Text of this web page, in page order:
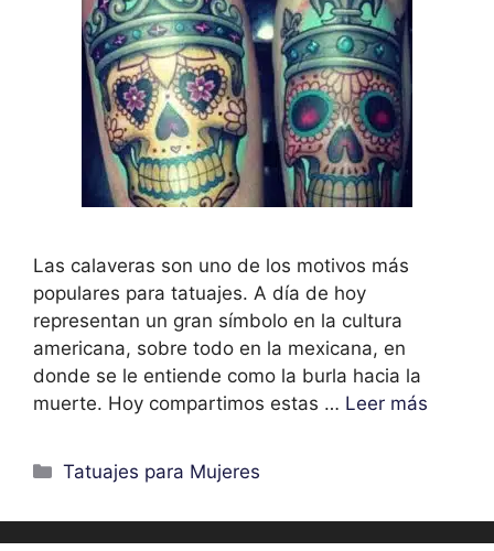
Las calaveras son uno de los motivos más
populares para tatuajes. A día de hoy
representan un gran símbolo en la cultura
americana, sobre todo en la mexicana, en
donde se le entiende como la burla hacia la
muerte. Hoy compartimos estas … Leer más
Categorías
Tatuajes para Mujeres